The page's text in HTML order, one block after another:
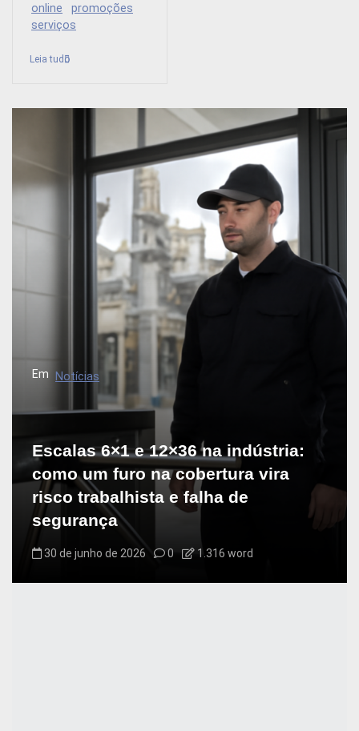
online
promoções
serviços
Leia tudo
Em Notícias
Escalas 6×1 e 12×36 na indústria:
como um furo na cobertura vira
risco trabalhista e falha de
segurança
30 de junho de 2026 0 1.316 word